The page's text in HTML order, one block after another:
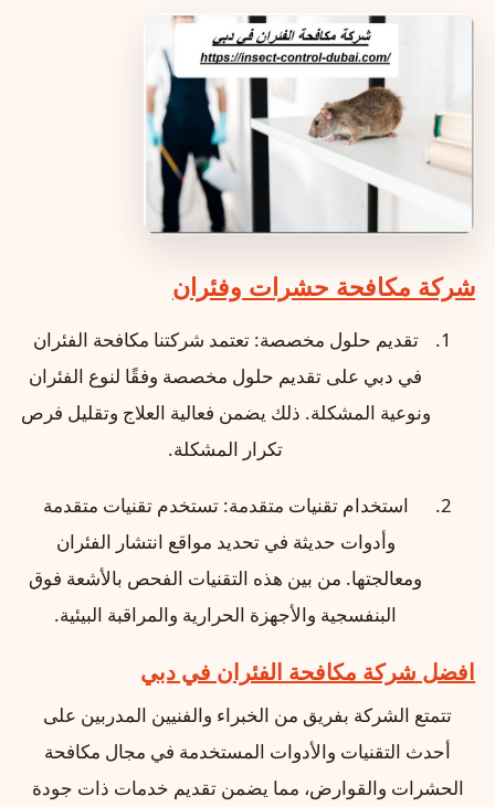
شركة مكافحة حشرات وفئران
تقديم حلول مخصصة: تعتمد شركتنا مكافحة الفئران
في دبي على تقديم حلول مخصصة وفقًا لنوع الفئران
ونوعية المشكلة. ذلك يضمن فعالية العلاج وتقليل فرص
تكرار المشكلة.
استخدام تقنيات متقدمة: تستخدم تقنيات متقدمة
وأدوات حديثة في تحديد مواقع انتشار الفئران
ومعالجتها. من بين هذه التقنيات الفحص بالأشعة فوق
البنفسجية والأجهزة الحرارية والمراقبة البيئية.
افضل شركة مكافحة الفئران في دبي
تتمتع الشركة بفريق من الخبراء والفنيين المدربين على
أحدث التقنيات والأدوات المستخدمة في مجال مكافحة
الحشرات والقوارض، مما يضمن تقديم خدمات ذات جودة